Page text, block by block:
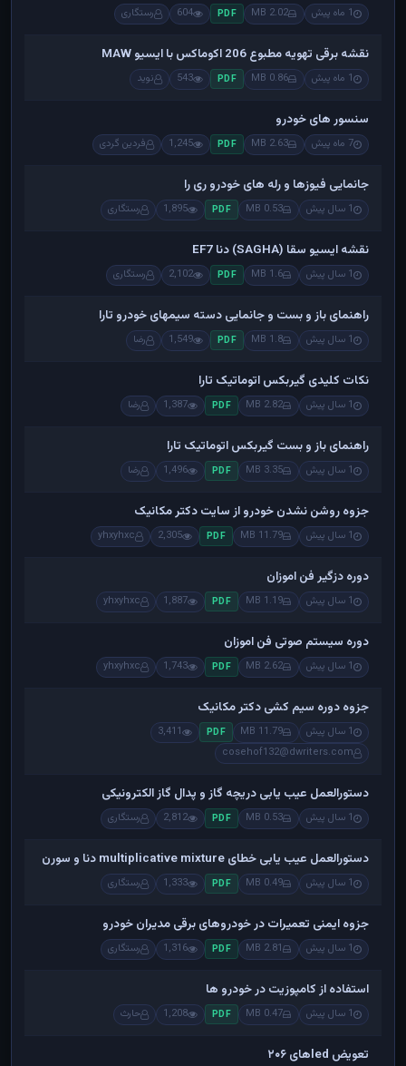
1 ماه پیش 2.02 MB
PDF
604 رستگاری
نقشه برقی تهویه مطبوع 206 اکوماکس با ایسیو MAW
1 ماه پیش 0.86 MB
PDF
543 نوید
سنسور های خودرو
7 ماه پیش 2.63 MB
PDF
1,245 فردین گردی
جانمایی فیوزها و رله های خودرو ری را
1 سال پیش 0.53 MB
PDF
1,895 رستگاری
نقشه ایسیو سقا (SAGHA) دنا EF7
1 سال پیش 1.6 MB
PDF
2,102 رستگاری
راهنمای باز و بست و جانمایی دسته سیمهای خودرو تارا
1 سال پیش 1.8 MB
PDF
1,549 رضا
نکات کلیدی گیربکس اتوماتیک تارا
1 سال پیش 2.82 MB
PDF
1,387 رضا
راهنمای باز و بست گیربکس اتوماتیک تارا
1 سال پیش 3.35 MB
PDF
1,496 رضا
جزوه روشن نشدن خودرو از سایت دکتر مکانیک
1 سال پیش 11.79 MB
PDF
2,305
yhxyhxc
دوره دزگیر فن اموزان
1 سال پیش 1.19 MB
PDF
1,887
yhxyhxc
دوره سیستم صوتی فن اموزان
1 سال پیش 2.62 MB
PDF
1,743
yhxyhxc
جزوه دوره سیم کشی دکتر مکانیک
1 سال پیش 11.79 MB
PDF
3,411
cosehof132@dwriters.com
دستورالعمل عیب یابی دریچه گاز و پدال گاز الکترونیکی
1 سال پیش 0.53 MB
PDF
2,812 رستگاری
دستورالعمل عیب یابی خطای multiplicative mixture دنا و سورن
1 سال پیش 0.49 MB
PDF
1,333 رستگاری
جزوه ایمنی تعمیرات در خودروهای برقی مدیران خودرو
1 سال پیش 2.81 MB
PDF
1,316 رستگاری
استفاده از کامپوزیت در خودرو ها
1 سال پیش 0.47 MB
PDF
1,208 حارث
تعویض ledهای ۲۰۶